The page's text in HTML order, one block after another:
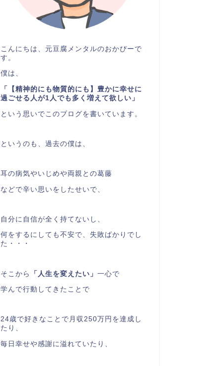
こんにちは、元豆腐メンタルのおかぴーで
す。
僕は、
「【精神的にも物質的にも】豊かに幸せに
過ごせる人が1人でも多く増えて欲しい」
という思いでこのブログを書いています。
というのも、過去の僕は、
耳の病気やいじめや両親との葛藤
などで辛い思いをしたせいで、
自分に自信が全く持てないし、
何をするにしても不安で、失敗ばかりでし
た・・・
そこから 「人生を変えたい」 一心で
学んで行動してきたことで
24歳で好きなことで月収250万円を達成し
たり、
毎日幸せや感謝に溢れていたり、